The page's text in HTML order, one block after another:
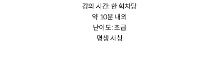
강의 시간: 한 회차당
약 10분 내외
난이도: 초급
평생 시청